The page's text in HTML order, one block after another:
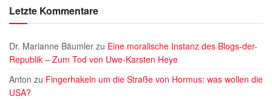
Letzte Kommentare
Dr. Marianne Bäumler zu Eine moralische Instanz des Blogs-der-
Republik – Zum Tod von Uwe-Karsten Heye
Anton zu Fingerhakeln um die Straße von Hormus: was wollen die
USA?